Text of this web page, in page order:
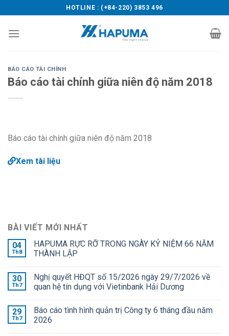
to
content
HOTLINE : (+84-220) 3853 496
BÁO CÁO TÀI CHÍNH
Báo cáo tài chính giữa niên độ năm 2018
Báo cáo tài chính giữa niên độ năm 2018
Xem tài liệu
BÀI VIẾT MỚI NHẤT
04
Th8
HAPUMA RỰC RỠ TRONG NGÀY KỶ NIỆM 66 NĂM
THÀNH LẬP
30
Th7
Nghị quyết HĐQT số 15/2026 ngày 29/7/2026 về
quan hệ tín dụng với Vietinbank Hải Dương
29
Th7
Báo cáo tình hình quản trị Công ty 6 tháng đầu năm
2026